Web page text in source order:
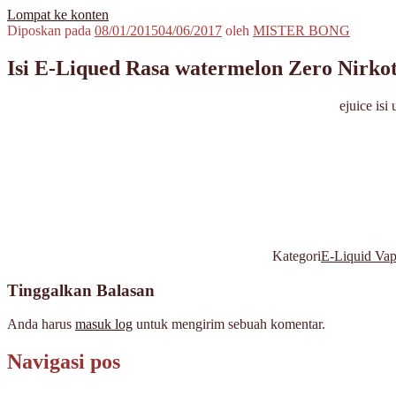
Lompat ke konten
misterbong | bong | bong kaca | bong kaca pyrex | bong online | jual
cangklong | cangklong kaca pyrex | jual cangklong | cangklong
Diposkan pada 08/01/201504/06/2017 oleh MISTER BONG
Isi E-Liqued Rasa watermelon Zero
ejuice isi
KategoriE-Liquid
Tinggalkan Balasan
Anda harus masuk log untuk mengirim sebuah komentar.
Navigasi pos